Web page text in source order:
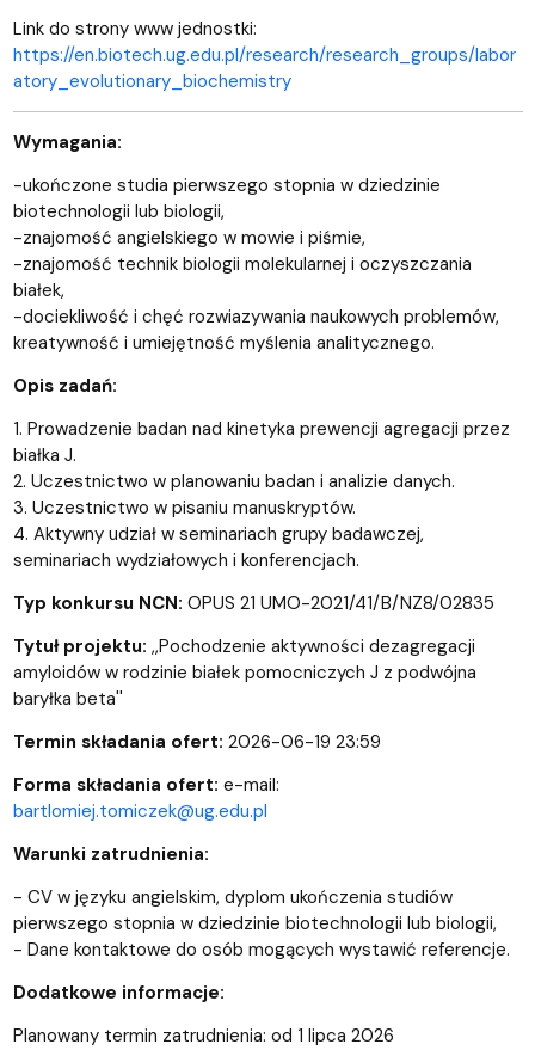
Link do strony www jednostki:
https://en.biotech.ug.edu.pl/research/research_groups/labor
atory_evolutionary_biochemistry
Wymagania:
-ukończone studia pierwszego stopnia w dziedzinie
biotechnologii lub biologii,
-znajomość angielskiego w mowie i piśmie,
-znajomość technik biologii molekularnej i oczyszczania
białek,
-dociekliwość i chęć rozwiazywania naukowych problemów,
kreatywność i umiejętność myślenia analitycznego.
Opis zadań:
1. Prowadzenie badan nad kinetyka prewencji agregacji przez
białka J.
2. Uczestnictwo w planowaniu badan i analizie danych.
3. Uczestnictwo w pisaniu manuskryptów.
4. Aktywny udział w seminariach grupy badawczej,
seminariach wydziałowych i konferencjach.
Typ konkursu NCN: OPUS 21 UMO-2021/41/B/NZ8/02835
Tytuł projektu: ,,Pochodzenie aktywności dezagregacji
amyloidów w rodzinie białek pomocniczych J z podwójna
baryłka beta''
Termin składania ofert: 2026-06-19 23:59
Forma składania ofert: e-mail:
bartlomiej.tomiczek@ug.edu.pl
Warunki zatrudnienia:
- CV w języku angielskim, dyplom ukończenia studiów
pierwszego stopnia w dziedzinie biotechnologii lub biologii,
- Dane kontaktowe do osób mogących wystawić referencje.
Dodatkowe informacje:
Planowany termin zatrudnienia: od 1 lipca 2026